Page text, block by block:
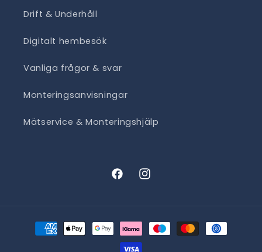
Drift & Underhåll
Digitalt hembesök
Vanliga frågor & svar
Monteringsanvisningar
Mätservice & Monteringshjälp
FacebookInstagram
Betalningsmetoder